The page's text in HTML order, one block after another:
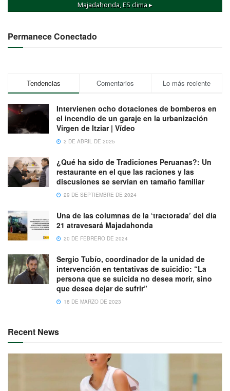
Majadahonda, ESclima ▸
Permanece Conectado
Tendencias Comentarios Lo más reciente
Intervienen ocho dotaciones de bomberos en
el incendio de un garaje en la urbanización
Virgen de Itziar | Vídeo
2 DE ABRIL DE 2025
¿Qué ha sido de Tradiciones Peruanas?: Un
restaurante en el que las raciones y las
discusiones se servían en tamaño familiar
29 DE SEPTIEMBRE DE 2024
Una de las columnas de la ‘tractorada’ del día
21 atravesará Majadahonda
20 DE FEBRERO DE 2024
Sergio Tubío, coordinador de la unidad de
intervención en tentativas de suicidio: “La
persona que se suicida no desea morir, sino
que desea dejar de sufrir”
18 DE MARZO DE 2023
Recent News